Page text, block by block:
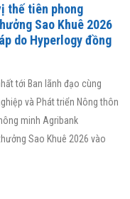
thế tiên phong
Sao Khuê 2026
do Hyperlogy đồng
tới Ban lãnh đạo cùng
và Phát triển Nông thôn
minh Agribank
Sao Khuê 2026 vào